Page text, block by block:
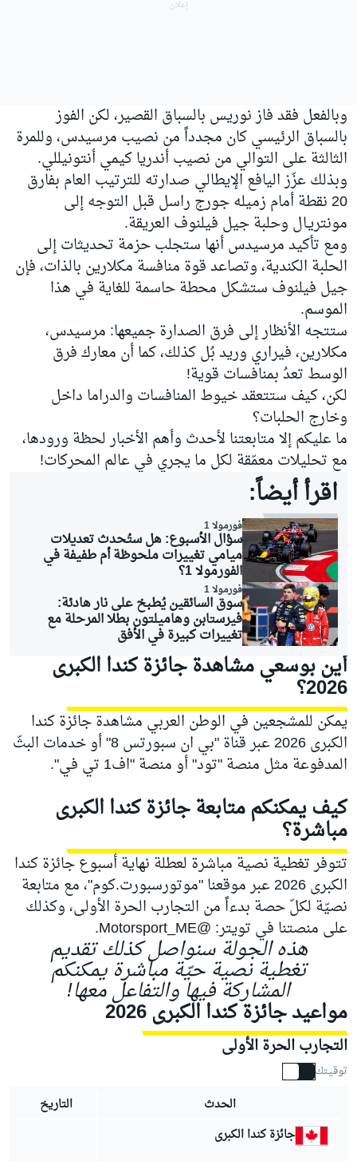
وبالفعل فقد فاز نوريس بالسباق القصير، لكن الفوز
بالسباق الرئيسي كان مجدداً من نصيب مرسيدس، وللمرة
الثالثة على التوالي من نصيب أندريا كيمي أنتونيللي.
وبذلك عزّز اليافع الإيطالي صدارته للترتيب العام بفارق
20 نقطة أمام زميله جورج راسل قبل التوجه إلى
مونتريـال وحلبة جيل فيلنوف العريقة.
ومع تأكيد مرسيدس أنها ستجلب حزمة تحديثات إلى
الحلبة الكندية، وتصاعد قوة منافسة مكلارين بالذات، فإن
جيل فيلنوف ستشكل محطة حاسمة للغاية في هذا
الموسم.
ستتجه الأنظار إلى فرق الصدارة جميعها: مرسيدس،
مكلارين، فيراري وريد بُل كذلك، كما أن معارك فرق
الوسط تعدُ بمنافسات قوية!
لكن، كيف ستتعقد خيوط المنافسات والدراما داخل
وخارج الحلبات؟
ما عليكم إلا متابعتنا لأحدث وأهم الأخبار لحظة ورودها،
مع تحليلات معمّقة لكل ما يجري في عالم المحركات!
اقرأ أيضاً:
فورمولا 1
سؤال الأسبوع: هل ستُحدث تعديلات
ميامي تغييرات ملحوظة أم طفيفة في
الفورمولا 1؟
فورمولا 1
سوق السائقين يُطبخ على نار هادئة:
فيرستابن وهاميلتون بطلا المرحلة مع
تغييرات كبيرة في الأفق
أين بوسعي مشاهدة جائزة كندا الكبرى
2026؟
يمكن للمشجعين في الوطن العربي مشاهدة جائزة كندا
الكبرى 2026 عبر قناة "بي ان سبورتس 8" أو خدمات البثّ
المدفوعة مثل منصة "تود" أو منصة "اف1 تي في".
كيف يمكنكم متابعة جائزة كندا الكبرى
مباشرة؟
تتوفر تغطية نصية مباشرة لعطلة نهاية أسبوع جائزة كندا
الكبرى 2026 عبر موقعنا "موتورسبورت.كوم"، مع متابعة
نصيّة لكلّ حصة بدءاً من التجارب الحرة الأولى، وكذلك
على منصتنا في تويتر: @Motorsport_ME.
هذه الجولة سنواصل كذلك تقديم
تغطية نصية حيّة مباشرة يمكنكم
المشاركة فيها والتفاعل معها!
مواعيد جائزة كندا الكبرى 2026
التجارب الحرة الأولى
توقيتك
الحدث
التاريخ
جائزة كندا الكبرى